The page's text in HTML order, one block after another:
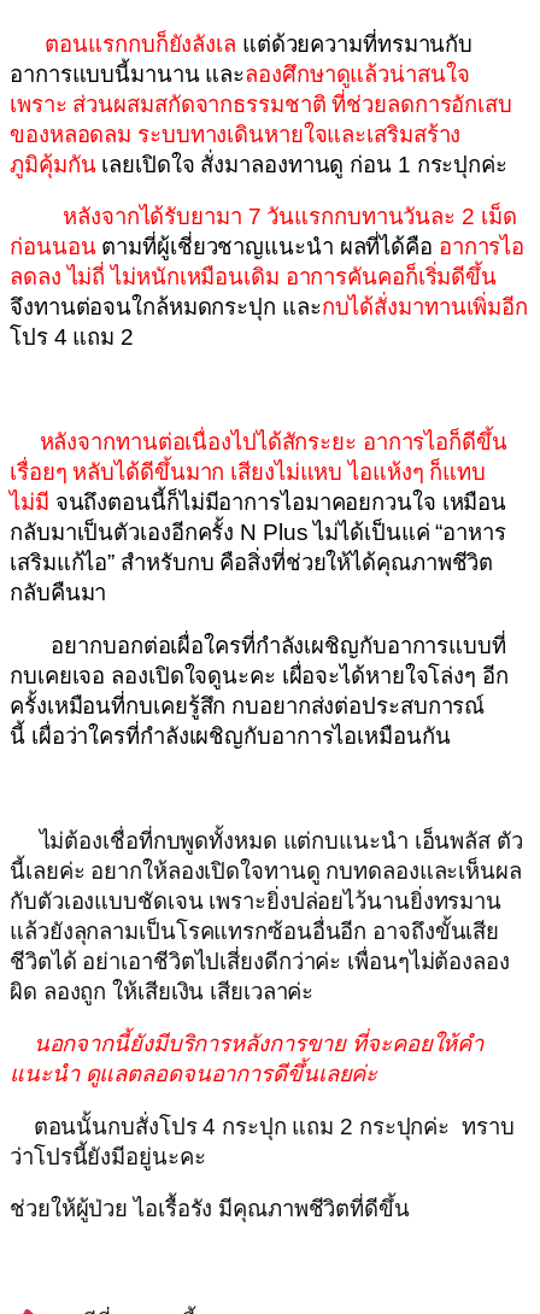
ตอนแรกกบก็ยังลังเล แต่ด้วยความที่ทรมานกับ
อาการแบบนี้มานาน และลองศึกษาดูแล้วน่าสนใจ
เพราะ ส่วนผสมสกัดจากธรรมชาติ ที่ช่วยลดการอักเสบ
ของหลอดลม ระบบทางเดินหายใจและเสริมสร้าง
ภูมิคุ้มกัน เลยเปิดใจ สั่งมาลองทานดู ก่อน 1 กระปุกค่ะ
หลังจากได้รับยามา 7 วันแรกกบทานวันละ 2 เม็ด
ก่อนนอนตามที่ผู้เชี่ยวชาญแนะนำ ผลที่ได้คือ อาการไอ
ลดลง ไม่ถี่ ไม่หนักเหมือนเดิม อาการคันคอก็เริ่มดีขึ้น
จึงทานต่อจนใกล้หมดกระปุก และกบได้สั่งมาทานเพิ่มอีก
โปร 4 แถม 2
หลังจากทานต่อเนื่องไปได้สักระยะ อาการไอก็ดีขึ้น
เรื่อยๆ หลับได้ดีขึ้นมาก เสียงไม่แหบ ไอแห้งๆ ก็แทบ
ไม่มี จนถึงตอนนี้ก็ไม่มีอาการไอมาคอยกวนใจ เหมือน
กลับมาเป็นตัวเองอีกครั้ง N Plus ไม่ได้เป็นแค่ “อาหาร
เสริมแก้ไอ” สำหรับกบ คือสิ่งที่ช่วยให้ได้คุณภาพชีวิต
กลับคืนมา
อยากบอกต่อเผื่อใครที่กำลังเผชิญกับอาการแบบที่
กบเคยเจอ ลองเปิดใจดูนะคะ เผื่อจะได้หายใจโล่งๆ อีก
ครั้งเหมือนที่กบเคยรู้สึก กบอยากส่งต่อประสบการณ์
นี้ เผื่อว่าใครที่กำลังเผชิญกับอาการไอเหมือนกัน
ไม่ต้องเชื่อที่กบพูดทั้งหมด แต่กบแนะนำ เอ็นพลัส ตัว
นี้เลยค่ะ อยากให้ลองเปิดใจทานดู กบทดลองและเห็นผล
กับตัวเองแบบชัดเจน เพราะยิ่งปล่อยไว้นานยิ่งทรมาน
แล้วยังลุกลามเป็นโรคแทรกซ้อนอื่นอีก อาจถึงขั้นเสีย
ชีวิตได้ อย่าเอาชีวิตไปเสี่ยงดีกว่าค่ะ เพื่อนๆไม่ต้องลอง
ผิด ลองถูก ให้เสียเงิน เสียเวลาค่ะ
นอกจากนี้ยังมีบริการหลังการขาย ที่จะคอยให้คำ
แนะนำ ดูแลตลอดจนอาการดีขึ้นเลยค่ะ
ตอนนั้นกบสั่งโปร 4 กระปุก แถม 2 กระปุกค่ะ ทราบ
ว่าโปรนี้ยังมีอยู่นะคะ
ช่วยให้ผู้ป่วย ไอเรื้อรัง มีคุณภาพชีวิตที่ดีขึ้น